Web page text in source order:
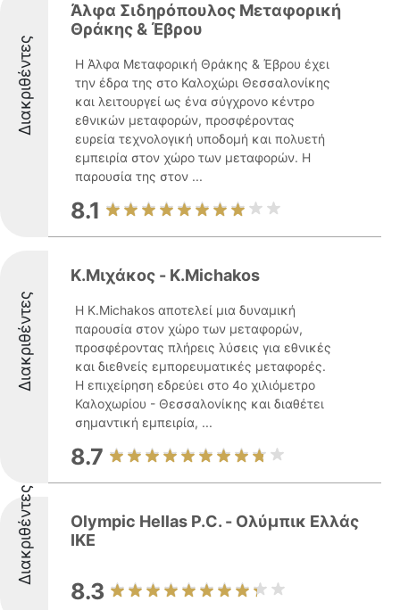
Διακριθέντες
Άλφα Σιδηρόπουλος Μεταφορική
Θράκης & Έβρου
Η Άλφα Μεταφορική Θράκης & Έβρου έχει
την έδρα της στο Καλοχώρι Θεσσαλονίκης
και λειτουργεί ως ένα σύγχρονο κέντρο
εθνικών μεταφορών, προσφέροντας
ευρεία τεχνολογική υποδομή και πολυετή
εμπειρία στον χώρο των μεταφορών. Η
παρουσία της στον ...
8.1
Διακριθέντες
Κ.Μιχάκος - K.Michakos
Η K.Michakos αποτελεί μια δυναμική
παρουσία στον χώρο των μεταφορών,
προσφέροντας πλήρεις λύσεις για εθνικές
και διεθνείς εμπορευματικές μεταφορές.
Η επιχείρηση εδρεύει στο 4ο χιλιόμετρο
Καλοχωρίου - Θεσσαλονίκης και διαθέτει
σημαντική εμπειρία, ...
8.7
Διακριθέντες
Olympic Hellas P.C. - Ολύμπικ Ελλάς
ΙΚΕ
8.3